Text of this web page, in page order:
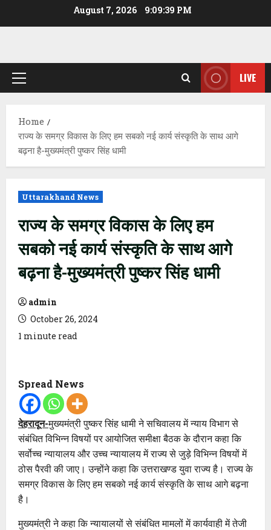
August 7, 2026 9:09:39 PM
Primary
LIVE
Home
राज्य के समग्र विकास के लिए हम सबको नई कार्य संस्कृति के साथ आगे
बढ़ना है-मुख्यमंत्री पुष्कर सिंह धामी
Uttarakhand News
राज्य के समग्र विकास के लिए हम
सबको नई कार्य संस्कृति के साथ आगे
बढ़ना है-मुख्यमंत्री पुष्कर सिंह धामी
admin
October 26, 2024
1 minute read
Spread News
देहरादून-मुख्यमंत्री पुष्कर सिंह धामी ने सचिवालय में न्याय विभाग से
संबंधित विभिन्न विषयों पर आयोजित समीक्षा बैठक के दौरान कहा कि
सर्वोच्च न्यायालय और उच्च न्यायालय में राज्य से जुड़े विभिन्न विषयों में
ठोस पैरवी की जाए। उन्होंने कहा कि उत्तराखण्ड युवा राज्य है। राज्य के
समग्र विकास के लिए हम सबको नई कार्य संस्कृति के साथ आगे बढ़ना
है।
मुख्यमंत्री ने कहा कि न्यायालयों से संबंधित मामलों में कार्यवाही में तेजी